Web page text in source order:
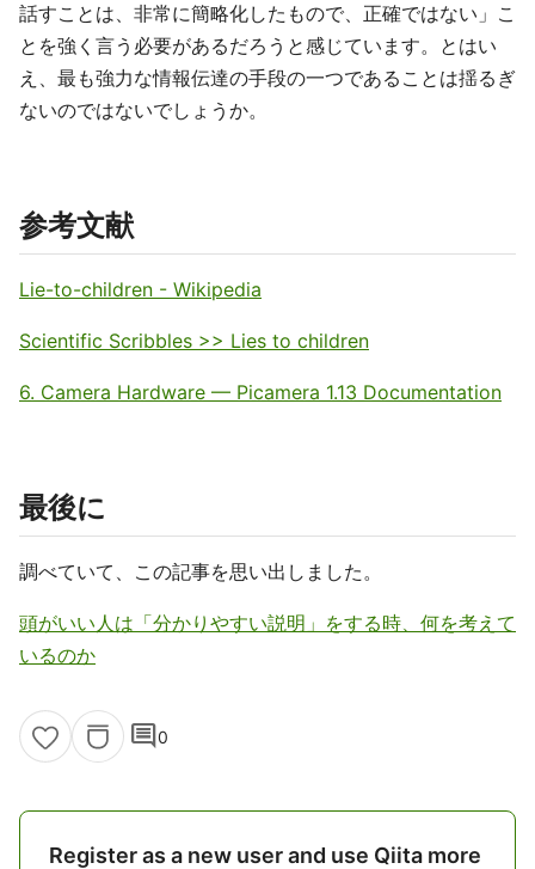
話すことは、非常に簡略化したもので、正確ではない」こ
とを強く言う必要があるだろうと感じています。とはい
え、最も強力な情報伝達の手段の一つであることは揺るぎ
ないのではないでしょうか。
参考文献
Lie-to-children - Wikipedia
Scientific Scribbles >> Lies to children
6. Camera Hardware — Picamera 1.13 Documentation
最後に
調べていて、この記事を思い出しました。
頭がいい人は「分かりやすい説明」をする時、何を考えて
いるのか
comment0
Register as a new user and use Qiita more